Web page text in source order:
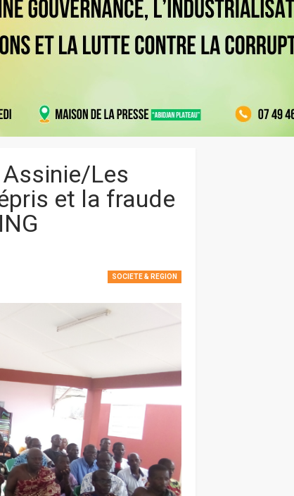
Les
et la fraude
SOCIETE & REGION